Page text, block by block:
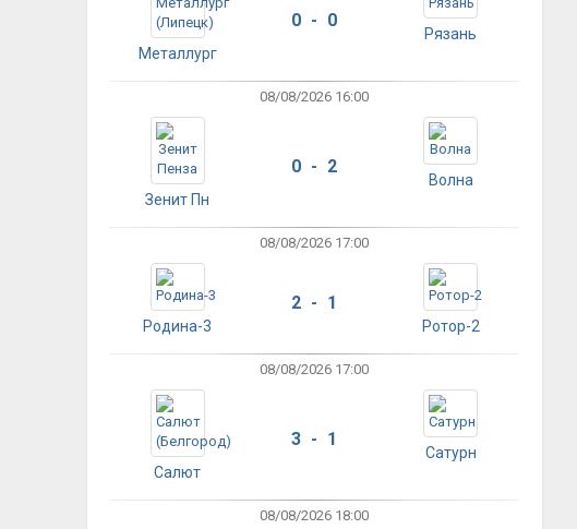
Металлург
0 - 0
Рязань
08/08/2026 16:00
Зенит Пн
0 - 2
Волна
08/08/2026 17:00
Родина-3
2 - 1
Ротор-2
08/08/2026 17:00
Салют
3 - 1
Сатурн
08/08/2026 18:00